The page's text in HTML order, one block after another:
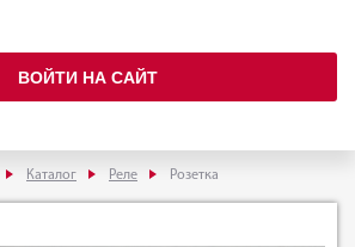
ВОЙТИ НА САЙТ
Каталог Реле Розетка